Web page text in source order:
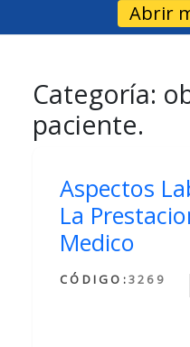
Abrir
Categoría:
paciente.
Aspectos
La
Medico
CÓDIGO:3269